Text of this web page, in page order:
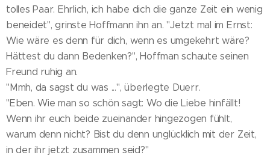
tolles Paar. Ehrlich, ich habe dich die ganze Zeit ein wenig
beneidet", grinste Hoffmann ihn an. "Jetzt mal im Ernst:
Wie wäre es denn für dich, wenn es umgekehrt wäre?
Hättest du dann Bedenken?", Hoffman schaute seinen
Freund ruhig an.
"Mmh, da sagst du was ...", überlegte Duerr.
"Eben. Wie man so schön sagt: Wo die Liebe hinfällt!
Wenn ihr euch beide zueinander hingezogen fühlt,
warum denn nicht? Bist du denn unglücklich mit der Zeit,
in der ihr jetzt zusammen seid?"